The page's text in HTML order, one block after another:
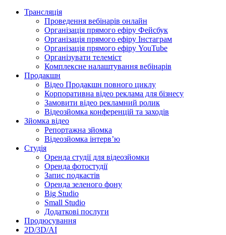
Трансляція
Проведення вебінарів онлайн
Організація прямого ефіру Фейсбук
Організація прямого ефіру Інстаграм
Організація прямого ефіру YouTube
Організувати телеміст
Комплексне налаштування вебінарів
Продакшн
Відео Продакшн повного циклу
Корпоративна відео реклама для бізнесу
Замовити відео рекламний ролик
Відеозйомка конференцій та заходів
Зйомка відео
Репортажна зйомка
Відеозйомка інтерв’ю
Студія
Оренда студії для відеозйомки
Оренда фотостудії
Запис подкастів
Оренда зеленого фону
Big Studio
Small Studio
Додаткові послуги
Продюсування
2D/3D/AI